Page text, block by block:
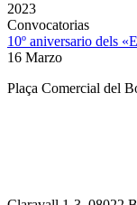
2023
Convocatorias
10º aniversario dels
16 Marzo
Plaça Comercial del